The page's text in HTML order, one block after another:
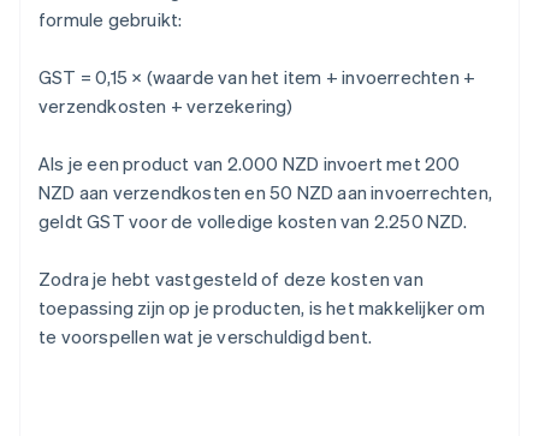
formule gebruikt:
GST = 0,15 × (waarde van het item + invoerrechten +
verzendkosten + verzekering)
Als je een product van 2.000 NZD invoert met 200
NZD aan verzendkosten en 50 NZD aan invoerrechten,
geldt GST voor de volledige kosten van 2.250 NZD.
Zodra je hebt vastgesteld of deze kosten van
toepassing zijn op je producten, is het makkelijker om
te voorspellen wat je verschuldigd bent.